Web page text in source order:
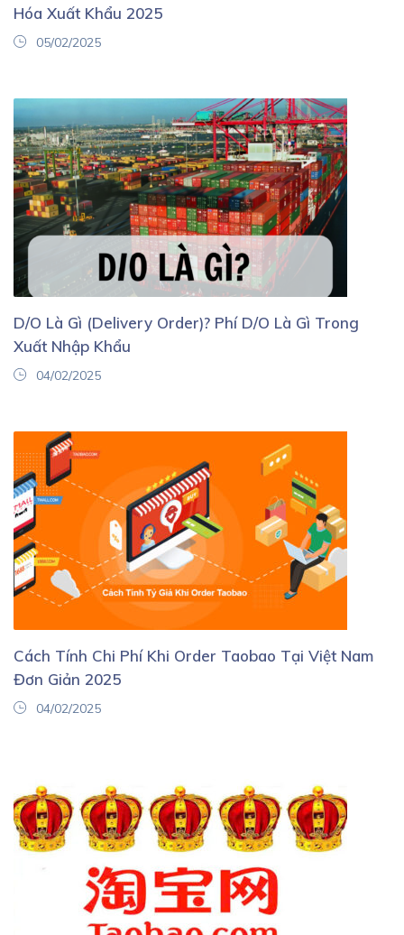
Hóa Xuất Khẩu 2025
05/02/2025
D/O Là Gì (delivery Order)? Phí D/O Là Gì Trong
Xuất Nhập Khẩu
04/02/2025
Cách Tính Chi Phí Khi Order Taobao Tại Việt Nam
Đơn Giản 2025
04/02/2025